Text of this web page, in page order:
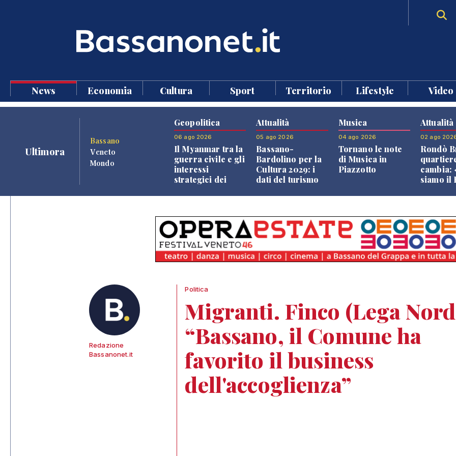
News Economia Cultura Sport Territorio Lifestyle Video
Ultimora
Bassano
Veneto
Mondo
Geopolitica
06 ago 2026
Il Myanmar tra la
guerra civile e gli
interessi
strategici dei
Attualità
05 ago 2026
Bassano-
Bardolino per la
Cultura 2029: i
dati del turismo
Musica
04 ago 2026
Tornano le note
di Musica in
Piazzotto
Attualità
02 ago
Rondò
cambia:
siamo il
Redazione
Bassanonet.it
Politica
Migranti. Finco (Lega
“Bassano, il Comune ha
favorito il business
dell'accoglienza”